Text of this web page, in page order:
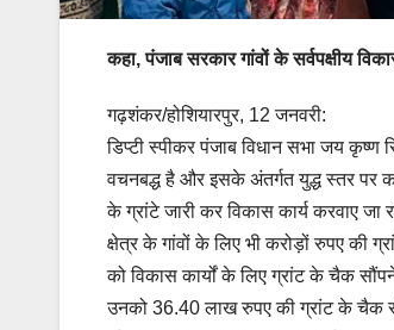
कहा, पंजाब सरकार गांवों के सर्वपक्षीय
गढ़शंकर/होशियारपुर, 12 जनवरी:
डिप्टी स्पीकर पंजाब विधान सभा जय कृष्ण
वचनबद्ध है और इसके अंतर्गत युद्ध स्तर पर
के ग्रांटे जारी कर विकास कार्य करवाए
क्षेत्र के गांवों के लिए भी करोड़ों रुपए की
को विकास कार्यों के लिए ग्रांट के चैक
उनको 36.40 लाख रुपए की ग्रांट के चैक